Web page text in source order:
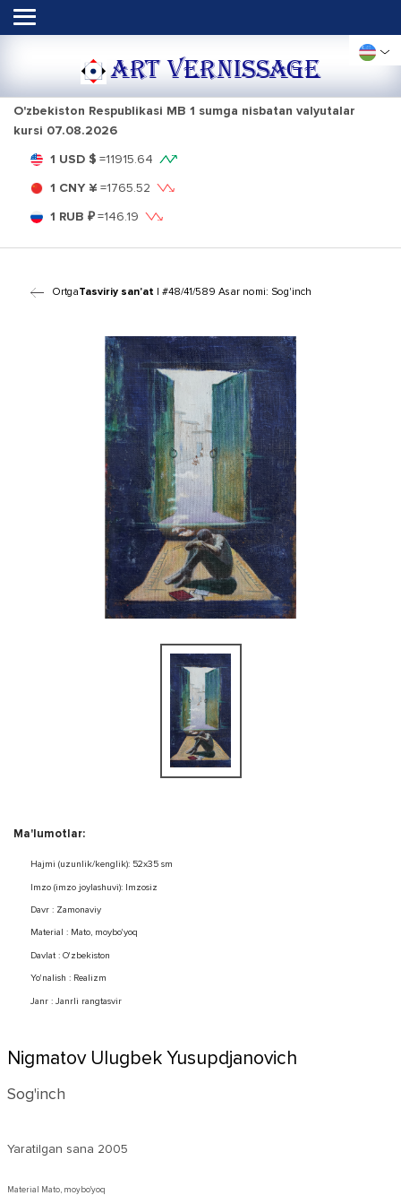
ART VERNISSAGE
O'zbekiston Respublikasi MB 1 sumga nisbatan valyutalar
kursi 07.08.2026
1 USD $ =11915.64
1 CNY ¥ =1765.52
1 RUB ₽=146.19
OrtgaTasviriy san'at | #48/41/589 Asar nomi: Sog'inch
Ma'lumotlar:
Hajmi (uzunlik/kenglik): 52x35 sm
Imzo (imzo joylashuvi): Imzosiz
Davr : Zamonaviy
Material : Mato, moybo'yoq
Davlat : O'zbekiston
Yo'nalish : Realizm
Janr : Janrli rangtasvir
Nigmatov Ulugbek Yusupdjanovich
Sog'inch
Yaratilgan sana 2005
Material Mato, moybo'yoq